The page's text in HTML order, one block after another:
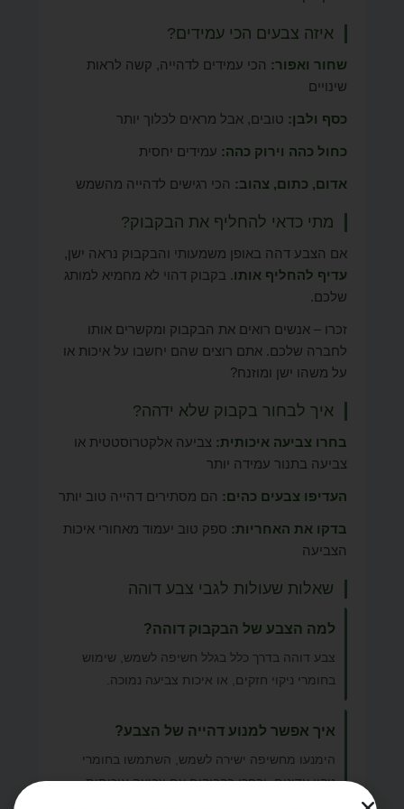
איזה צבעים הכי עמידים?
שחור ואפור: הכי עמידים לדהייה, קשה לראות
שינויים
כסף ולבן: טובים, אבל מראים לכלוך יותר
כחול כהה וירוק כהה: עמידים יחסית
אדום, כתום, צהוב: הכי רגישים לדהייה מהשמש
מתי כדאי להחליף את הבקבוק?
אם הצבע דהה באופן משמעותי והבקבוק נראה ישן,
עדיף להחליף אותו. בקבוק דהוי לא מחמיא למותג
שלכם.
זכרו – אנשים רואים את הבקבוק ומקשרים אותו
לחברה שלכם. אתם רוצים שהם יחשבו על איכות או
על משהו ישן ומוזנח?
איך לבחור בקבוק שלא ידהה?
בחרו צביעה איכותית: צביעה אלקטרוסטטית או
צביעה בתנור עמידה יותר
העדיפו צבעים כהים: הם מסתירים דהייה טוב יותר
בדקו את האחריות: ספק טוב יעמוד מאחורי איכות
הצביעה
שאלות שעולות לגבי צבע דוהה
למה הצבע של הבקבוק דוהה?
צבע דוהה בדרך כלל בגלל חשיפה לשמש, שימוש
בחומרי ניקוי חזקים, או איכות צביעה נמוכה.
איך אפשר למנוע דהייה של הצבע?
הימנעו מחשיפה ישירה לשמש, השתמשו בחומרי
ניקוי עדינים, ובחרו בקבוקים עם צביעה איכותית.